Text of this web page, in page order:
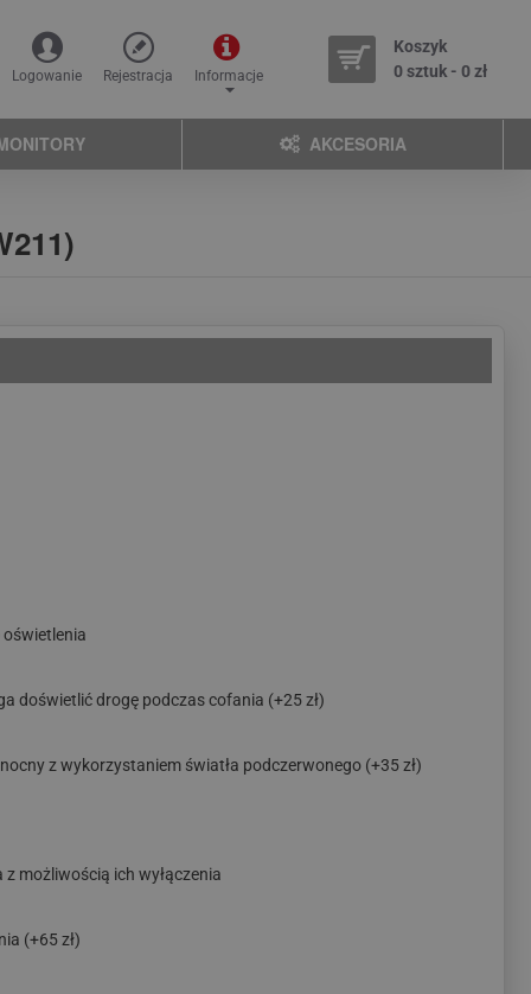
Logowanie Rejestracja Informacje
Koszyk
0 sztuk - 0 zł
AKCESORIA
doświetlić drogę podczas cofania (+25 zł)
z wykorzystaniem światła podczerwonego (+35 zł)
możliwością ich wyłączenia
(+65 zł)